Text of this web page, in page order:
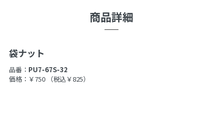
商品詳細
袋ナット
品番： PU7-67S-32
価格：￥750
（税込￥825）